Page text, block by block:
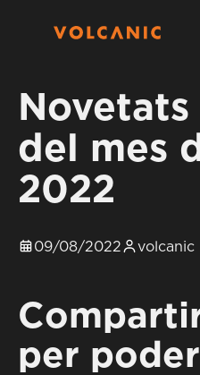
Novetats
del mes
2022
09/08/2022 volcanic
per poder